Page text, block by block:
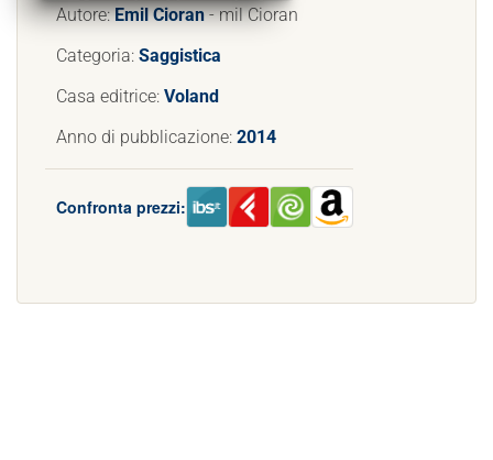
Autore:Emil Cioran- mil Cioran
Categoria: Saggistica
Casa editrice: Voland
Anno di pubblicazione: 2014
Confronta prezzi: